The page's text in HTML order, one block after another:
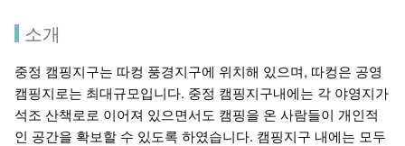
소개
중정 캠핑지구는 따컹 풍경지구에 위치해 있으며, 따컹은 공영
캠핑지로는 최대규모입니다. 중정 캠핑지구내에는 각 야영지가
석조 산책로로 이어져 있으면서도 캠핑을 온 사람들이 개인적
인 공간을 확보할 수 있도록 하였습니다. 캠핑지구 내에는 모두